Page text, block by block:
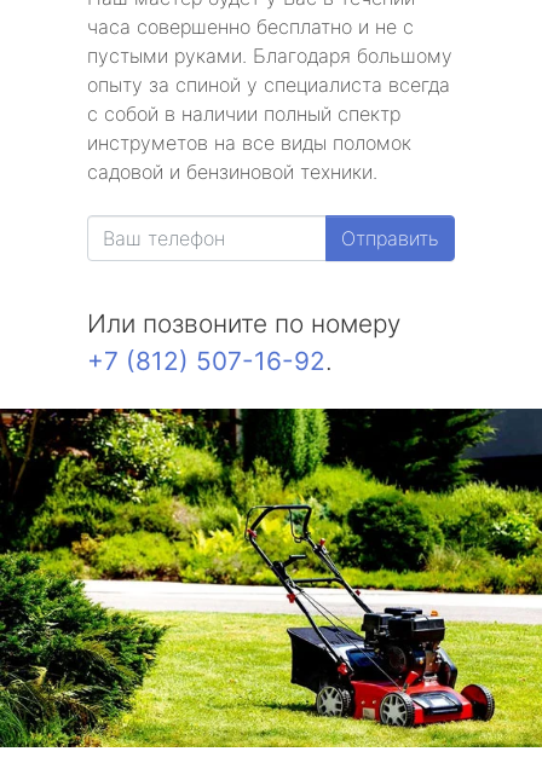
часа совершенно бесплатно и не с
пустыми руками. Благодаря большому
опыту за спиной у специалиста всегда
с собой в наличии полный спектр
инструметов на все виды поломок
садовой и бензиновой техники.
Отправить
Или позвоните по номеру
+7 (812) 507-16-92.